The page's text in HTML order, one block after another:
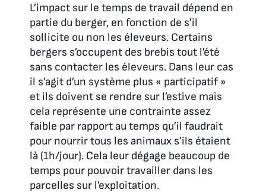
L’impact sur le temps de travail dépend en
partie du berger, en fonction de s’il
sollicite ou non les éleveurs. Certains
bergers s’occupent des brebis tout l’été
sans contacter les éleveurs. Dans leur cas
il s’agit d’un système plus « participatif »
et ils doivent se rendre sur l’estive mais
cela représente une contrainte assez
faible par rapport au temps qu’il faudrait
pour nourrir tous les animaux s’ils étaient
là (1h/jour). Cela leur dégage beaucoup de
temps pour pouvoir travailler dans les
parcelles sur l’exploitation.